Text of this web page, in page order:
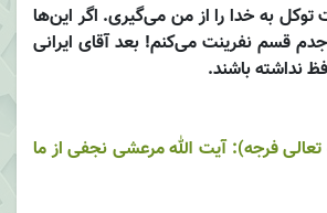
توکل به خدا را از من می‌گیری. اگر این‌ها
جدم قسم نفرینت می‌کنم! بعد آقای ایرانی
نداشته باشند.
تعالی فرجه): آیت الله مرعشی نجفی از ما